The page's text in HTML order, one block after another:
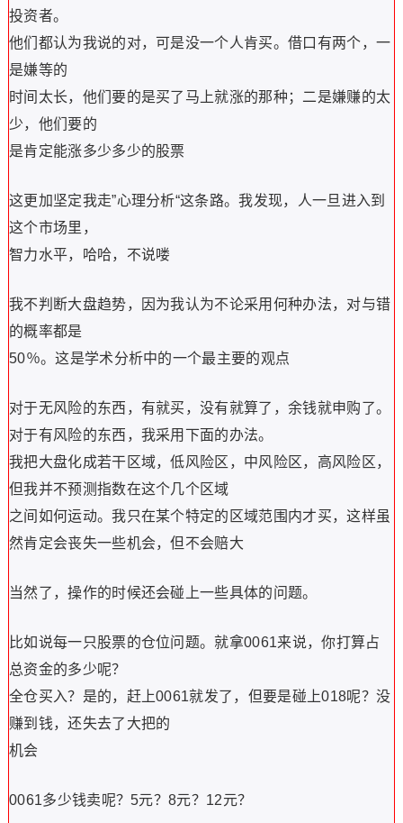
投资者。
他们都认为我说的对，可是没一个人肯买。借口有两个，一
是嫌等的
时间太长，他们要的是买了马上就涨的那种；二是嫌赚的太
少，他们要的
是肯定能涨多少多少的股票
这更加坚定我走”心理分析“这条路。我发现，人一旦进入到
这个市场里，
智力水平，哈哈，不说喽
我不判断大盘趋势，因为我认为不论采用何种办法，对与错
的概率都是
50％。这是学术分析中的一个最主要的观点
对于无风险的东西，有就买，没有就算了，余钱就申购了。
对于有风险的东西，我采用下面的办法。
我把大盘化成若干区域，低风险区，中风险区，高风险区，
但我并不预测指数在这个几个区域
之间如何运动。我只在某个特定的区域范围内才买，这样虽
然肯定会丧失一些机会，但不会赔大
当然了，操作的时候还会碰上一些具体的问题。
比如说每一只股票的仓位问题。就拿0061来说，你打算占
总资金的多少呢？
全仓买入？是的，赶上0061就发了，但要是碰上018呢？没
赚到钱，还失去了大把的
机会
0061多少钱卖呢？5元？8元？12元？